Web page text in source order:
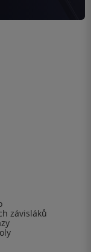
závisláků